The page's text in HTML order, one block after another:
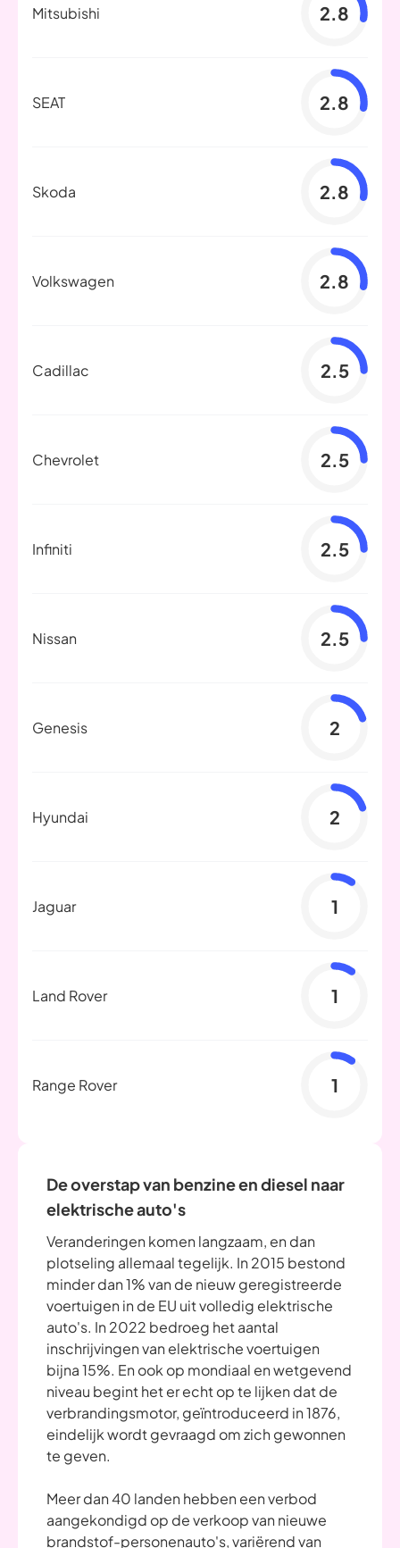
Mitsubishi 2.8
SEAT 2.8
Skoda 2.8
Volkswagen 2.8
Cadillac 2.5
Chevrolet 2.5
Infiniti 2.5
Nissan 2.5
Genesis 2
Hyundai 2
Jaguar 1
Land Rover 1
Range Rover 1
De overstap van benzine en diesel naar
elektrische auto's
Veranderingen komen langzaam, en dan
plotseling allemaal tegelijk. In 2015 bestond
minder dan 1% van de nieuw geregistreerde
voertuigen in de EU uit volledig elektrische
auto's. In 2022 bedroeg het aantal
inschrijvingen van elektrische voertuigen
bijna 15%. En ook op mondiaal en wetgevend
niveau begint het er echt op te lijken dat de
verbrandingsmotor, geïntroduceerd in 1876,
eindelijk wordt gevraagd om zich gewonnen
te geven.
Meer dan 40 landen hebben een verbod
aangekondigd op de verkoop van nieuwe
brandstof-personenauto's, variërend van